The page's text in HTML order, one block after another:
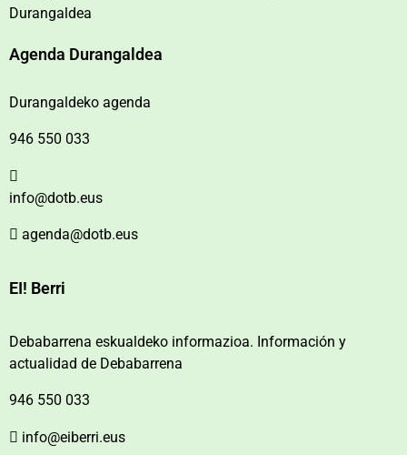
Durangaldea
Agenda Durangaldea
Durangaldeko agenda
946 550 033
info@dotb.eus
agenda@dotb.eus
EI! Berri
Debabarrena eskualdeko informazioa. Información y
actualidad de Debabarrena
946 550 033
info@eiberri.eus